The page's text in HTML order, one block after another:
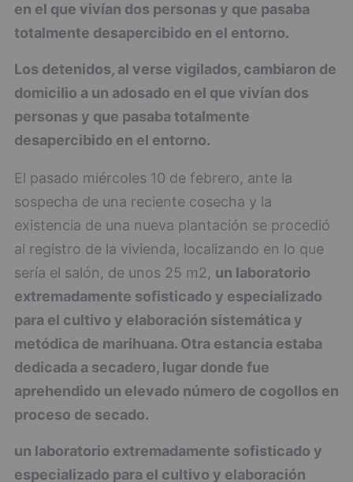
en el que vivían dos personas y que pasaba
totalmente desapercibido en el entorno.
Los detenidos, al verse vigilados, cambiaron de
domicilio a un adosado en el que vivían dos
personas y que pasaba totalmente
desapercibido en el entorno.
El pasado miércoles 10 de febrero, ante la
sospecha de una reciente cosecha y la
existencia de una nueva plantación se procedió
al registro de la vivienda, localizando en lo que
sería el salón, de unos 25 m2, un laboratorio
extremadamente sofisticado y especializado
para el cultivo y elaboración sistemática y
metódica de marihuana. Otra estancia estaba
dedicada a secadero, lugar donde fue
aprehendido un elevado número de cogollos en
proceso de secado.
un laboratorio extremadamente sofisticado y
especializado para el cultivo y elaboración